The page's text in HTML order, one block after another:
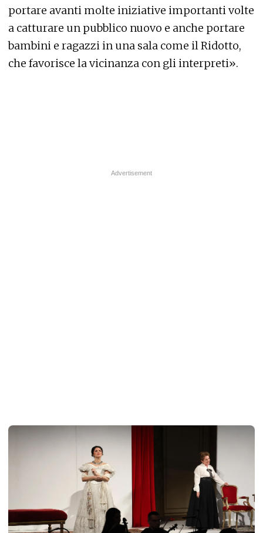
portare avanti molte iniziative importanti volte
a catturare un pubblico nuovo e anche portare
bambini e ragazzi in una sala come il Ridotto,
che favorisce la vicinanza con gli interpreti».